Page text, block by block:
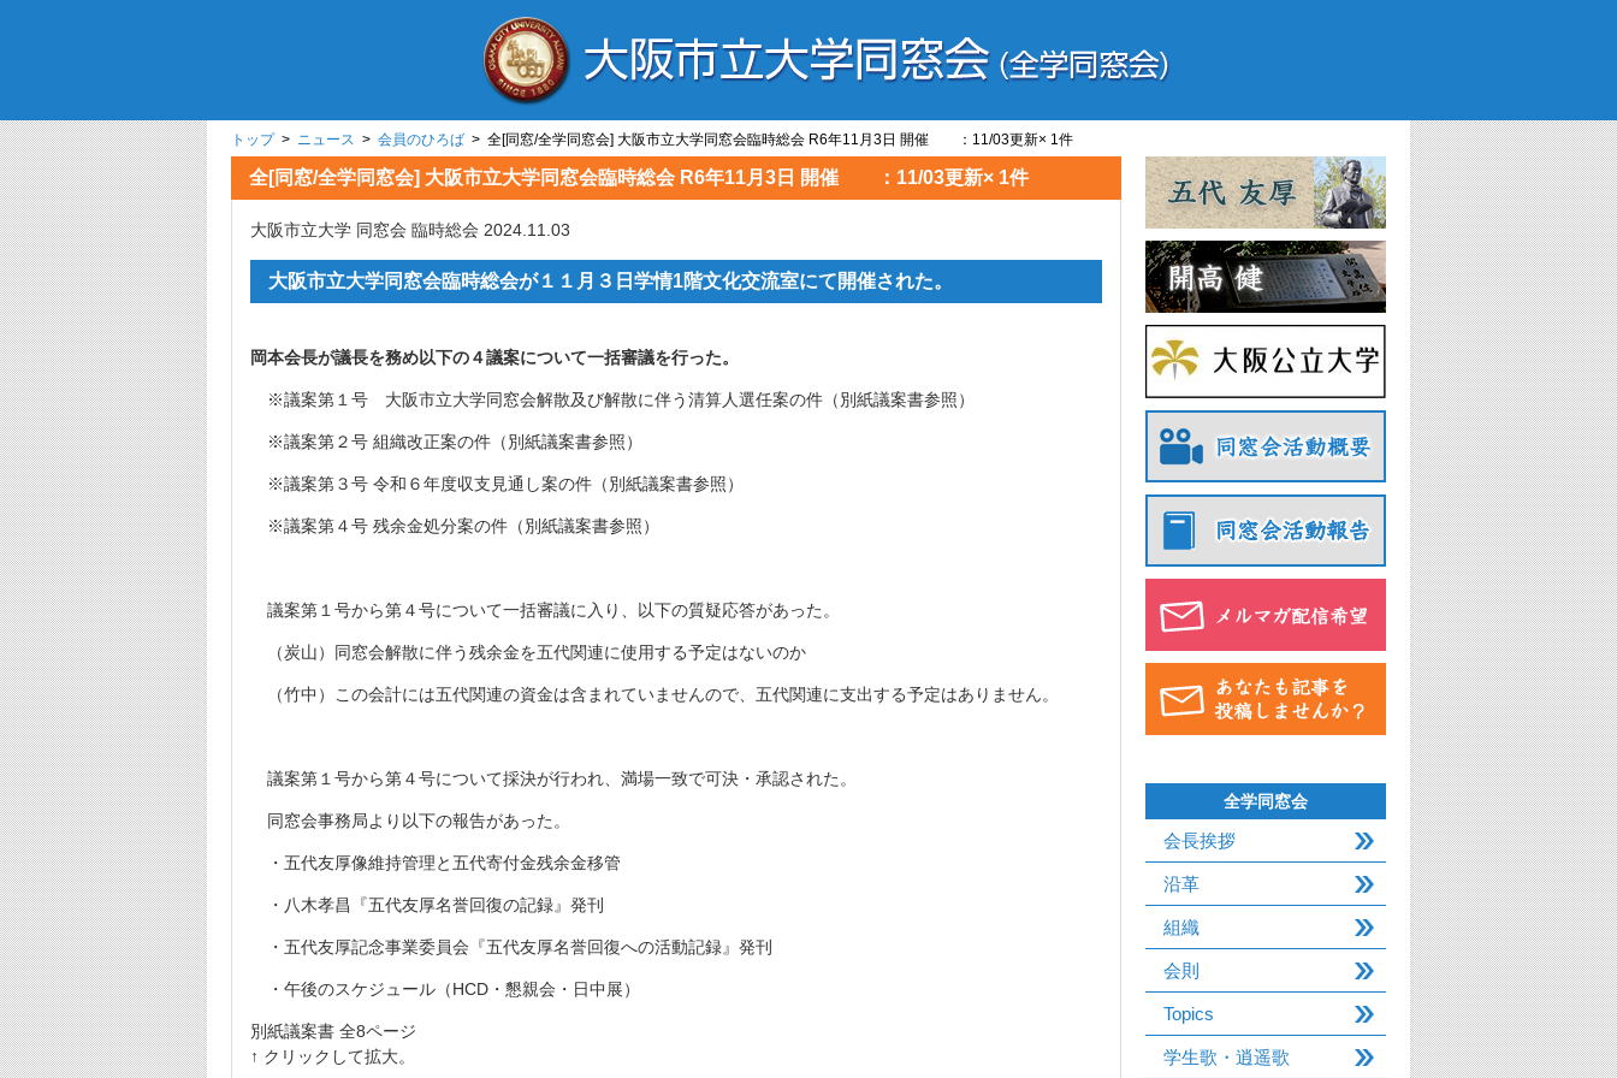
トップ> ニュース > 会員のひろば > 全[同窓/全学同窓会] 大阪市立大学同窓会臨時総会 R6年11月3日 開催 ：11/03更新× 1件
全[同窓/全学同窓会] 大阪市立大学同窓会臨時総会 R6年11月3日 開催 ：11/03更新× 1件
大阪市立大学 同窓会 臨時総会 2024.11.03
大阪市立大学同窓会臨時総会が１１月３日学情1階文化交流室にて開催された。
岡本会長が議長を務め以下の４議案について一括審議を行った。
※議案第１号 大阪市立大学同窓会解散及び解散に伴う清算人選任案の件（別紙議案書参照）
※議案第２号 組織改正案の件（別紙議案書参照）
※議案第３号 令和６年度収支見通し案の件（別紙議案書参照）
※議案第４号 残余金処分案の件（別紙議案書参照）
議案第１号から第４号について一括審議に入り、以下の質疑応答があった。
（炭山）同窓会解散に伴う残余金を五代関連に使用する予定はないのか
（竹中）この会計には五代関連の資金は含まれていませんので、五代関連に支出する予定はありません。
議案第１号から第４号について採決が行われ、満場一致で可決・承認された。
同窓会事務局より以下の報告があった。
・五代友厚像維持管理と五代寄付金残余金移管
・八木孝昌『五代友厚名誉回復の記録』発刊
・五代友厚記念事業委員会『五代友厚名誉回復への活動記録』発刊
・午後のスケジュール（HCD・懇親会・日中展）
別紙議案書 全8ページ
↑ クリックして拡大。
全学同窓会
会長挨拶
沿革
組織
会則
Topics
学生歌・逍遥歌